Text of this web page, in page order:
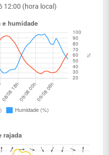
12:00 (hora local)